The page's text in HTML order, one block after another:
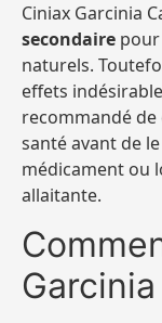
Ciniax Garcinia
secondaire
naturels.
effets
recommandé de
santé avant de
médicament ou
allaitante.